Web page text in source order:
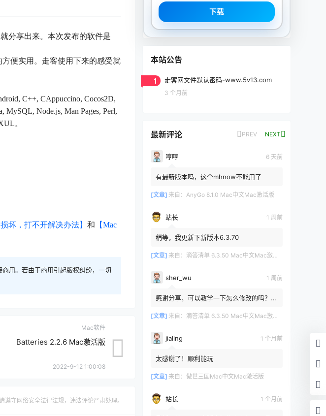
分享出来。本次发布的软件是
便实用。走客使用下来的感受就
C++, CAppuccino, Cocos2D,
MySQL, Node.js, Man Pages, Perl,
。
损坏，打不开解决办法】 和 【Mac
用。若由于商用引起版权纠纷，一切
Mac软件
Batteries 2.2.6 Mac激活版
2022-9-12 1:00:08
遵守网络安全法律法规，违法评论严肃处理。
下载
本站公告
1 走客网文件默认密码-www.5v13.com
3 个月前
最新评论 PREV NEXT
哼哼 6 天前
有最新版本吗，这个mhnow不能用了
[文章] 来自： AnyGo 8.1.0 Mac中文Mac激活版
站长 1 周前
稍等，我更新下新版本6.3.70
[文章] 来自： 滴答清单 6.3.50 Mac中文Mac激活版
sher_wu 1 周前
感谢分享，可以教学一下怎么修改的吗？目
[文章] 来自： 滴答清单 6.3.50 Mac中文Mac激活版
jialing 1 个月前
太感谢了！顺利能玩
[文章] 来自： 傲世三国Mac中文Mac激活版
站长 1 个月前